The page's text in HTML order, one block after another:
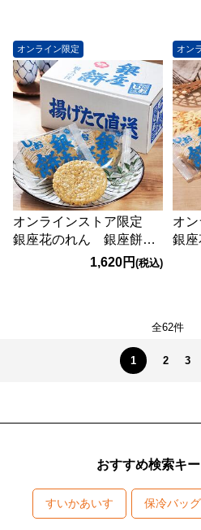
オンライン限定
オンラインストア限定
銀座花のれん 銀座餅
しお 12枚【賞味期限：
1,620円(税込)
オン
オ
銀
詰
全62件
1 2 3
おすすめ検索キ
すいかあいす 保冷バッグ